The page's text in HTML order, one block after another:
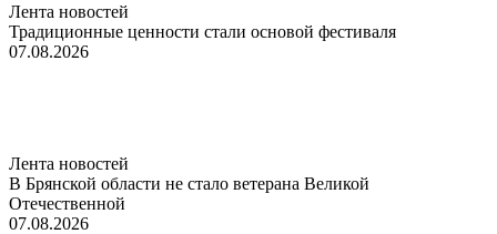
Лента новостей
Традиционные ценности стали основой фестиваля
07.08.2026
Лента новостей
В Брянской области не стало ветерана Великой
Отечественной
07.08.2026